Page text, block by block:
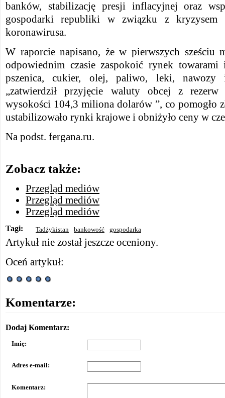
banków, stabilizację presji inflacyjnej oraz
gospodarki republiki w związku z kryzysem
koronawirusa.
W raporcie napisano, że w pierwszych sześciu
odpowiednim czasie zaspokoić rynek towarami
pszenica, cukier, olej, paliwo, leki, nawozy
„zatwierdził przyjęcie waluty obcej z rezerw
wysokości 104,3 miliona dolarów ”, co pomogło
ustabilizowało rynki krajowe i obniżyło ceny w
Na podst. fergana.ru.
Zobacz także:
Przegląd mediów
Przegląd mediów
Przegląd mediów
Tagi: Tadżykistan bankowość gospodarka
Artykuł nie został jeszcze oceniony.
Oceń artykuł:
Komentarze:
Dodaj Komentarz:
Imię:
Adres e-mail:
Komentarz: